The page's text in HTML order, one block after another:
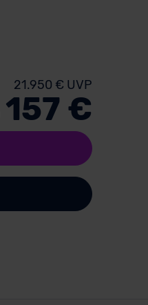
21.950 € UVP
157 €